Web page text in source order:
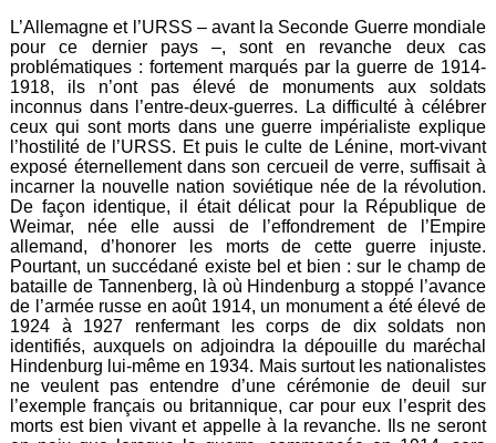
L’Allemagne et l’URSS – avant la Seconde Guerre mondiale
pour ce dernier pays –, sont en revanche deux cas
problématiques : fortement marqués par la guerre de 1914-
1918, ils n’ont pas élevé de monuments aux soldats
inconnus dans l’entre-deux-guerres. La difficulté à célébrer
ceux qui sont morts dans une guerre impérialiste explique
l’hostilité de l’URSS. Et puis le culte de Lénine, mort-vivant
exposé éternellement dans son cercueil de verre, suffisait à
incarner la nouvelle nation soviétique née de la révolution.
De façon identique, il était délicat pour la République de
Weimar, née elle aussi de l’effondrement de l’Empire
allemand, d’honorer les morts de cette guerre injuste.
Pourtant, un succédané existe bel et bien : sur le champ de
bataille de Tannenberg, là où Hindenburg a stoppé l’avance
de l’armée russe en août 1914, un monument a été élevé de
1924 à 1927 renfermant les corps de dix soldats non
identifiés, auxquels on adjoindra la dépouille du maréchal
Hindenburg lui-même en 1934. Mais surtout les nationalistes
ne veulent pas entendre d’une cérémonie de deuil sur
l’exemple français ou britannique, car pour eux l’esprit des
morts est bien vivant et appelle à la revanche. Ils ne seront